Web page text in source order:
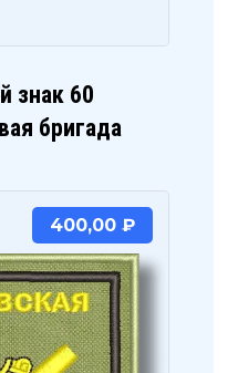
знак 60
бригада
400,00 ₽